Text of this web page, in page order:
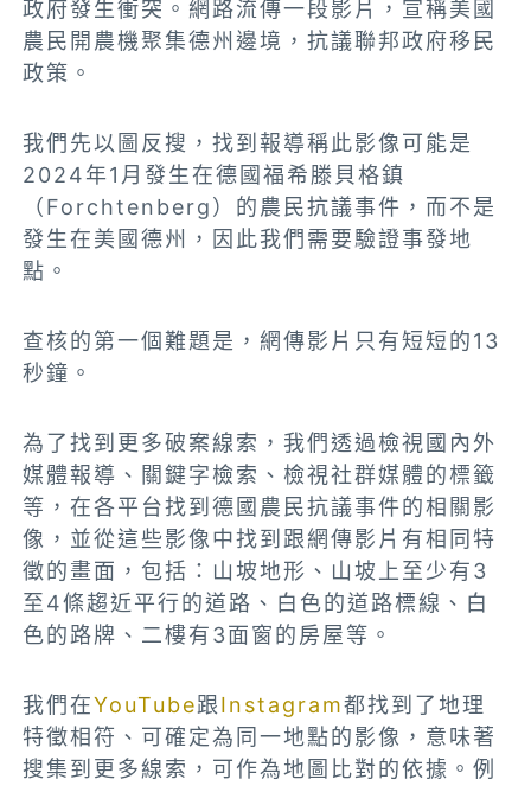
政府發生衝突。網路流傳一段影片，宣稱美國
農民開農機聚集德州邊境，抗議聯邦政府移民
政策。
我們先以圖反搜，找到報導稱此影像可能是
2024年1月發生在德國福希滕貝格鎮
（Forchtenberg）的農民抗議事件，而不是
發生在美國德州，因此我們需要驗證事發地
點。
查核的第一個難題是，網傳影片只有短短的13
秒鐘。
為了找到更多破案線索，我們透過檢視國內外
媒體報導、關鍵字檢索、檢視社群媒體的標籤
等，在各平台找到德國農民抗議事件的相關影
像，並從這些影像中找到跟網傳影片有相同特
徵的畫面，包括：山坡地形、山坡上至少有3
至4條趨近平行的道路、白色的道路標線、白
色的路牌、二樓有3面窗的房屋等。
我們在YouTube跟Instagram都找到了地理
特徵相符、可確定為同一地點的影像，意味著
搜集到更多線索，可作為地圖比對的依據。例